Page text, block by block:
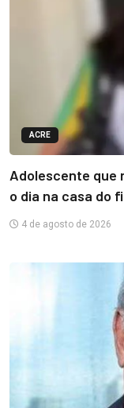
ACRE
Adolescente que
o dia na casa do
4 de agosto de 2026